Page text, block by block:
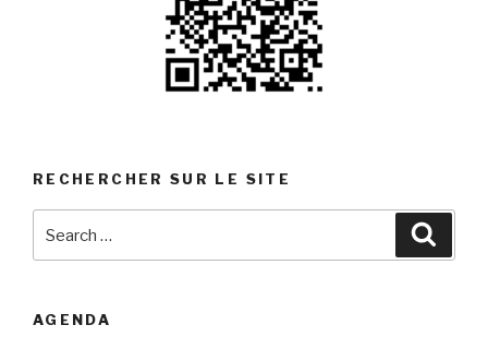
RECHERCHER SUR LE SITE
AGENDA